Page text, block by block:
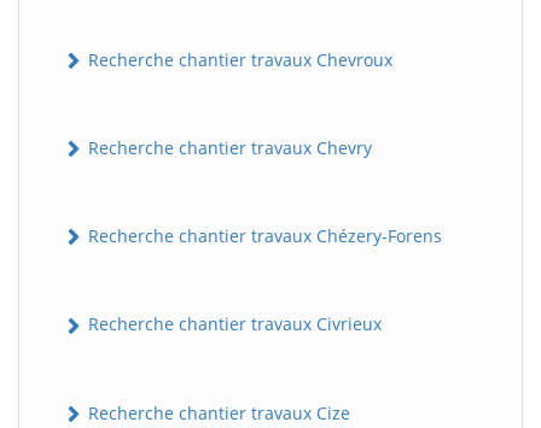
Recherche chantier travaux Chevroux
Recherche chantier travaux Chevry
Recherche chantier travaux Chézery-Forens
Recherche chantier travaux Civrieux
Recherche chantier travaux Cize
BatiWebPro